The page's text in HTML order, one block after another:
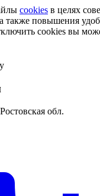
cookies в целях
также повышения
cookies вы
обл.